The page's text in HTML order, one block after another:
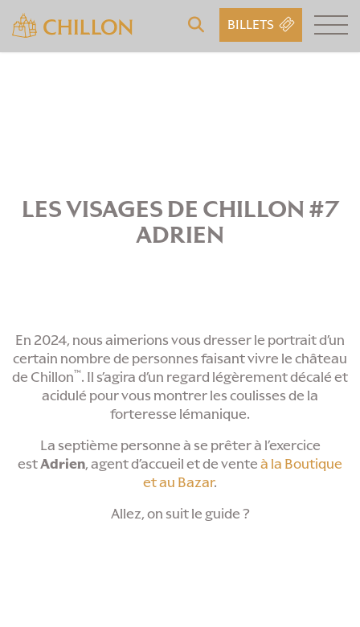
BILLETS
LES VISAGES DE CHILLON #7
ADRIEN
En 2024, nous aimerions vous dresser le portrait d’un
certain nombre de personnes faisant vivre le château
de Chillon™. Il s’agira d’un regard légèrement décalé et
acidulé pour vous montrer les coulisses de la
forteresse lémanique.
La septième personne à se prêter à l’exercice
estAdrien, agent d’accueil et de vente à la Boutique
et au Bazar.
Allez, on suit le guide ?